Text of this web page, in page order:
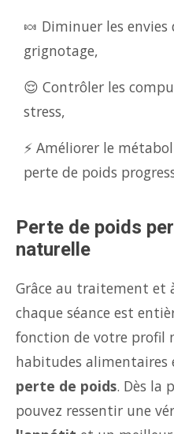
🍬 Diminuer les envies
grignotage,
😌 Contrôler les
stress,
⚡ Améliorer le
perte de poids
Perte de poids
naturelle
Grâce au traitement et
chaque séance est
fonction de votre profil
habitudes alimentaires
perte de poids. Dès la
pouvez ressentir une